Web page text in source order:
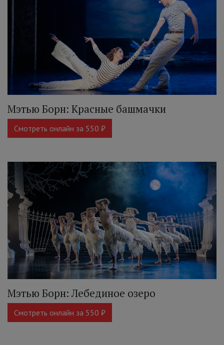
Мэтью Борн: Красные башмачки
Смотреть онлайн за 550 ₽
Мэтью Борн: Лебединое озеро
Смотреть онлайн за 550 ₽